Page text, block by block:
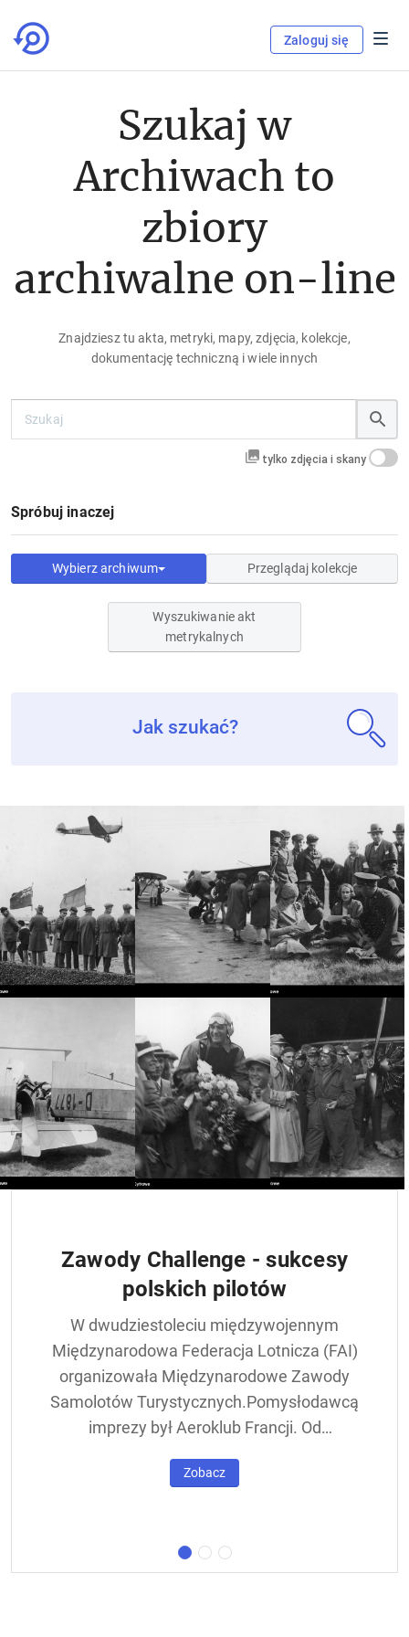
Zaloguj się
Szukaj w
Archiwach to
zbiory
archiwalne on-line
Znajdziesz tu akta, metryki, mapy, zdjęcia, kolekcje,
dokumentację techniczną i wiele innych
tylko zdjęcia i skany
Spróbuj inaczej
Wybierz archiwum Przeglądaj kolekcje
Wyszukiwanie akt
metrykalnych
Jak szukać?
Zawody Challenge - sukcesy
polskich pilotów
W dwudziestoleciu międzywojennym
Międzynarodowa Federacja Lotnicza (FAI)
organizowała Międzynarodowe Zawody
Samolotów Turystycznych.Pomysłodawcą
imprezy był Aeroklub Francji. Od
de Tourisme – zawody nazywane były w
trasie znajdowała się m.in. Warszawa.
Zobacz